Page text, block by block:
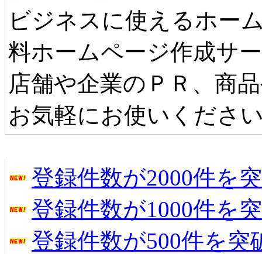
ビジネスに使えるホー
料ホームページ作成サ
店舗や企業のＰＲ、商
お気軽にお使いくださ
登録件数が2000件を
登録件数が1000件を
登録件数が500件を突